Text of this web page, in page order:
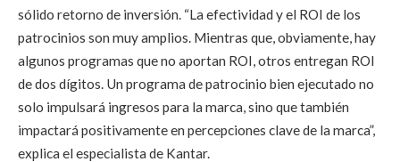
sólido retorno de inversión. “La efectividad y el ROI de los
patrocinios son muy amplios. Mientras que, obviamente, hay
algunos programas que no aportan ROI, otros entregan ROI
de dos dígitos. Un programa de patrocinio bien ejecutado no
solo impulsará ingresos para la marca, sino que también
impactará positivamente en percepciones clave de la marca”,
explica el especialista de Kantar.